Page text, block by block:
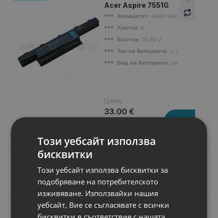
Acer Aspire 7551G
Капацитет: 4400 mAh
Клетки: 6
Волтаж: 10.80 V
Тип на батерията: Li-Ion
Вид на батерията: Заместител
Цена:
33.00 €
Подобни продукти
N
Този уебсайт използва
бисквитки
Този уебсайт използва бисквитки за
подобряване на потребителското
изживяване. Използвайки нашия
уебсайт, Вие се съгласявате с всички